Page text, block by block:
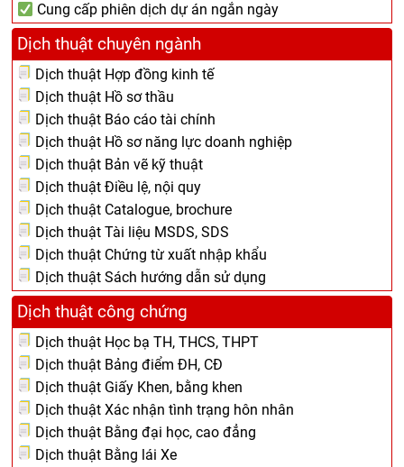
Cung cấp phiên dịch dự án ngắn ngày
Dịch thuật chuyên ngành
Dịch thuật Hợp đồng kinh tế
Dịch thuật Hồ sơ thầu
Dịch thuật Báo cáo tài chính
Dịch thuật Hồ sơ năng lực doanh nghiệp
Dịch thuật Bản vẽ kỹ thuật
Dịch thuật Điều lệ, nội quy
Dịch thuật Catalogue, brochure
Dịch thuật Tài liệu MSDS, SDS
Dịch thuật Chứng từ xuất nhập khẩu
Dịch thuật Sách hướng dẫn sử dụng
Dịch thuật công chứng
Dịch thuật Học bạ TH, THCS, THPT
Dịch thuật Bảng điểm ĐH, CĐ
Dịch thuật Giấy Khen, bằng khen
Dịch thuật Xác nhận tình trạng hôn nhân
Dịch thuật Bằng đại học, cao đẳng
Dịch thuật Bằng lái Xe